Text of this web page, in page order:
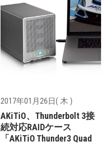
2017年01月26日( 木 )
AKiTiO、Thunderbolt 3接
続対応RAIDケース
「AKiTiO Thunder3 Quad